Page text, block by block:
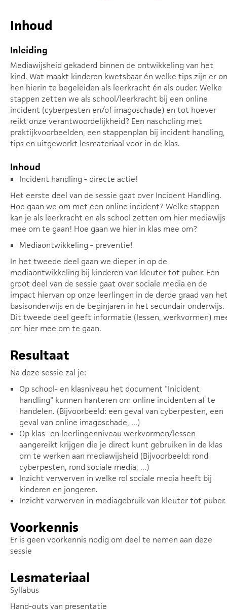
Inhoud
Inleiding
Mediawijsheid gekaderd binnen de ontwikkeling van het
kind. Wat maakt kinderen kwetsbaar én welke tips zijn er
hen hierin te begeleiden als leerkracht én als ouder. Welke
stappen zetten we als school/leerkracht bij een online
incident (cyberpesten en/of imagoschade) en tot hoever
reikt onze verantwoordelijkheid? Een nascholing met
praktijkvoorbeelden, een stappenplan bij incident handling,
tips en uitgewerkt lesmateriaal voor in de klas.
Inhoud
Incident handling - directe actie!
Het eerste deel van de sessie gaat over Incident Handling.
Hoe gaan we om met een online incident? Welke stappen
kan je als leerkracht en als school zetten om hier mediawijs
mee om te gaan! Hoe gaan we hier in klas mee om?
Mediaontwikkeling - preventie!
In het tweede deel gaan we dieper in op de
mediaontwikkeling bij kinderen van kleuter tot puber. Een
groot deel van de sessie gaat over sociale media en de
impact hiervan op onze leerlingen in de derde graad van
basisonderwijs en de beginjaren in het secundair onderwijs.
Dit tweede deel geeft informatie (lessen, werkvormen)
om hier mee om te gaan.
Resultaat
Na deze sessie zal je:
Op school- en klasniveau het document "Inicident
handling" kunnen hanteren om online incidenten af te
handelen. (Bijvoorbeeld: een geval van cyberpesten, een
geval van online imagoschade, ...)
Op klas- en leerlingenniveau werkvormen/lessen
aangereikt krijgen die je direct kunt gebruiken in de klas
om te werken aan mediawijsheid (Bijvoorbeeld: rond
cyberpesten, rond sociale media, ...)
Inzicht verwerven in welke rol sociale media heeft bij
kinderen en jongeren.
Inzicht verwerven in mediagebruik van kleuter tot puber.
Voorkennis
Er is geen voorkennis nodig om deel te nemen aan deze
sessie
Lesmateriaal
Syllabus
Hand-outs van presentatie